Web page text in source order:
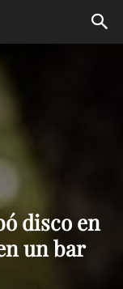
disco en
un bar